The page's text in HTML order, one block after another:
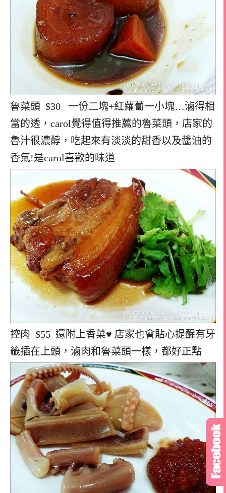
魯菜頭 $30 一份二塊+紅蘿蔔一小塊…滷得相
當的透，carol覺得值得推薦的魯菜頭，店家的
魯汁很濃醇，吃起來有淡淡的甜香以及醬油的
香氣!是carol喜歡的味道
控肉 $55 還附上香菜♥ 店家也會貼心提醒有牙
籤插在上頭，滷肉和魯菜頭一樣，都好正點